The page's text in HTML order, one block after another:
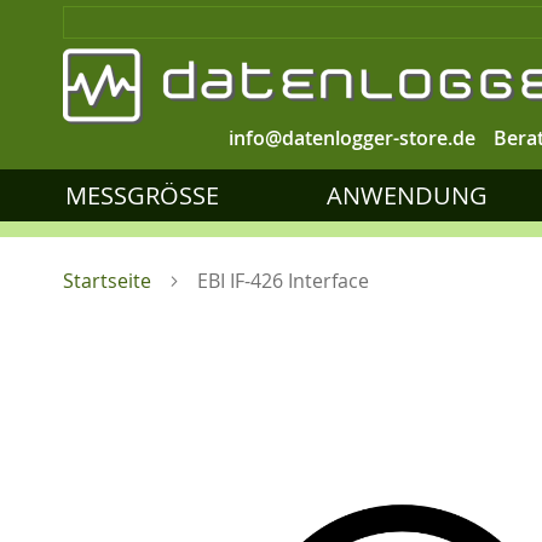
info@datenlogger-store.de
MESSGRÖSSE ANWENDUNG
Startseite EBI IF-426 Interface